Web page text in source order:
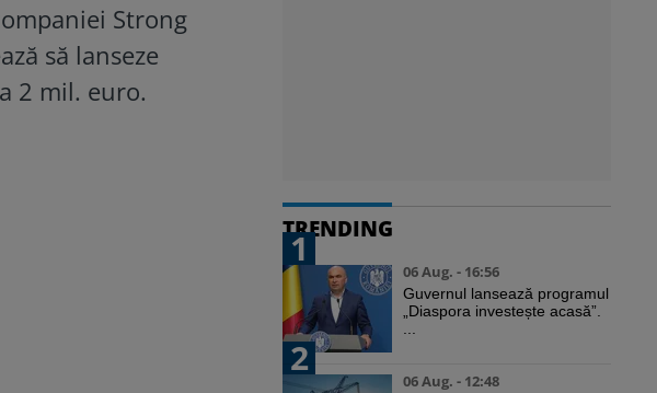
Strong
să lanseze
2 mil. euro.
TRENDING
1
06 Aug. - 16:56
Guvernul lansează programul
„Diaspora investește acasă”.
2
06 Aug. - 12:48